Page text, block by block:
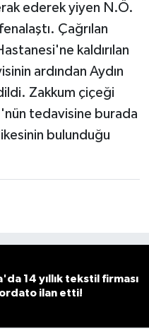
ederek yiyen N.Ö.
Çağrılan
kaldırılan
ardından Aydın
Zakkum çiçeği
tedavisine burada
bulunduğu
14 yıllık tekstil firması
ilan etti!